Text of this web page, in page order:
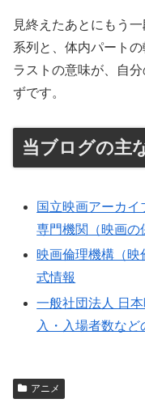
見終えたあとにもう
系列と、体内パート
ラストの意味が、自
ずです。
当ブログの主
国立映画アーカ
専門機関（映画の
映画倫理機構（映
式情報
一般社団法人 日
入・入場者数など
アニメ